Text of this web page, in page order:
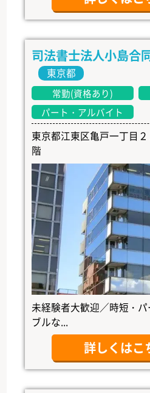
司法書士法人小島合
東京都
常勤(資格あり)
パート・アルバイト
東京都江東区亀戸一丁目
階
未経験者大歓迎／時短・
ブルな...
詳しくはこ